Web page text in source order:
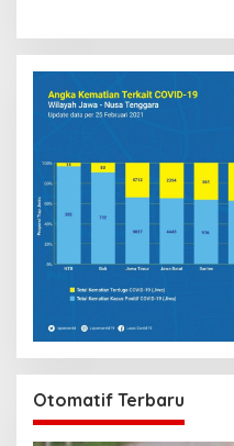
Otomatif Terbaru